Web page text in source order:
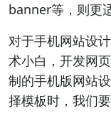
banner等，则更
对于手机网站设
术小白，开发网
制的手机版网站
择模板时，我们